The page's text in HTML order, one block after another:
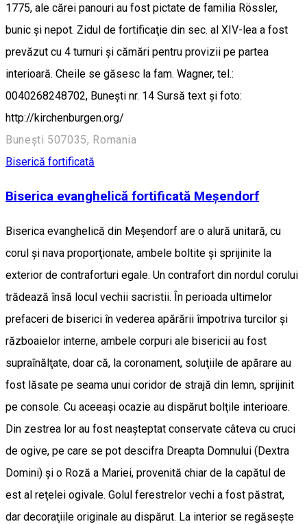
1775, ale cărei panouri au fost pictate de familia Rössler,
bunic şi nepot. Zidul de fortificaţie din sec. al XIV-lea a fost
prevăzut cu 4 turnuri şi cămări pentru provizii pe partea
interioară. Cheile se găsesc la fam. Wagner, tel.:
0040268248702, Bunești nr. 14 Sursă text și foto:
http://kirchenburgen.org/
Bunești 507035, Romania
Biserică fortificată
Biserica evanghelică fortificată Meșendorf
Biserica evanghelică din Meșendorf are o alură unitară, cu
corul şi nava proporţionate, ambele boltite şi sprijinite la
exterior de contraforturi egale. Un contrafort din nordul corului
trădează însă locul vechii sacristii. În perioada ultimelor
prefaceri de biserici în vederea apărării împotriva turcilor şi
războaielor interne, ambele corpuri ale bisericii au fost
supraînălţate, doar că, la coronament, soluţiile de apărare au
fost lăsate pe seama unui coridor de strajă din lemn, sprijinit
pe console. Cu aceeaşi ocazie au dispărut bolţile interioare.
Din zestrea lor au fost neaşteptat conservate câteva cu cruci
de ogive, pe care se pot descifra Dreapta Domnului (Dextra
Domini) şi o Roză a Mariei, provenită chiar de la capătul de
est al reţelei ogivale. Golul ferestrelor vechi a fost păstrat,
dar decoraţiile originale au dispărut. La interior se regăseşte